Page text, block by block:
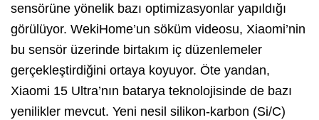
sensörüne yönelik bazı optimizasyonlar yapıldığı
görülüyor. WekiHome’un söküm videosu, Xiaomi’nin
bu sensör üzerinde birtakım iç düzenlemeler
gerçekleştirdiğini ortaya koyuyor. Öte yandan,
Xiaomi 15 Ultra’nın batarya teknolojisinde de bazı
yenilikler mevcut. Yeni nesil silikon-karbon (Si/C)